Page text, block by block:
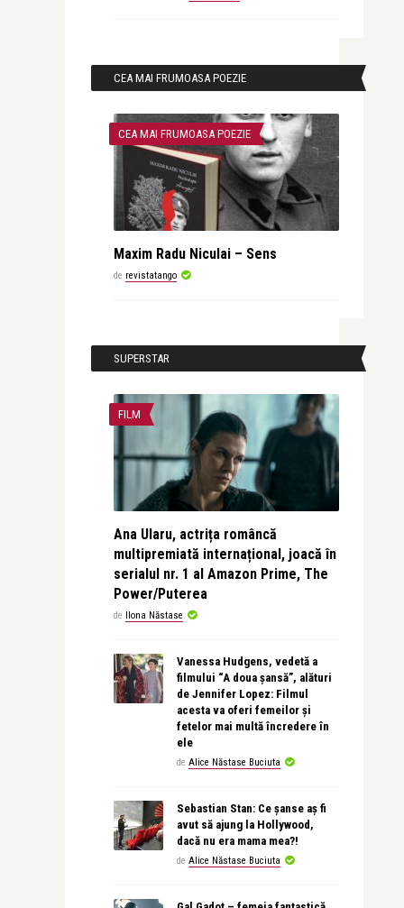
CEA MAI FRUMOASA POEZIE
CEA MAI FRUMOASA POEZIE
Maxim Radu Niculai – Sens
de revistatango
SUPERSTAR
FILM
Ana Ularu, actrița româncă
multipremiată internațional, joacă în
serialul nr. 1 al Amazon Prime, The
Power/Puterea
de Ilona Năstase
Vanessa Hudgens, vedetă a
filmului “A doua șansă”, alături
de Jennifer Lopez: Filmul
acesta va oferi femeilor și
fetelor mai multă încredere în
ele
de Alice Năstase Buciuta
Sebastian Stan: Ce șanse aș fi
avut să ajung la Hollywood,
dacă nu era mama mea?!
de Alice Năstase Buciuta